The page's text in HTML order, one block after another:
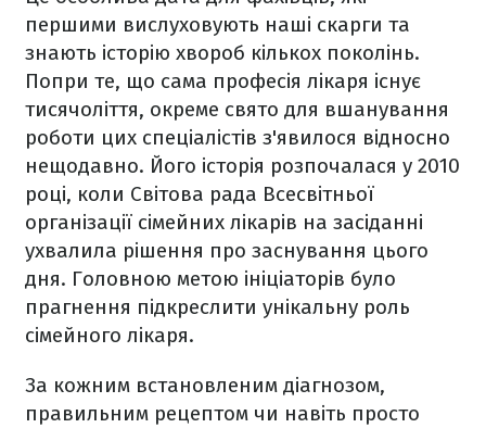
першими вислуховують наші скарги та
знають історію хвороб кількох поколінь.
Попри те, що сама професія лікаря існує
тисячоліття, окреме свято для вшанування
роботи цих спеціалістів з'явилося відносно
нещодавно. Його історія розпочалася у 2010
році, коли Світова рада Всесвітньої
організації сімейних лікарів на засіданні
ухвалила рішення про заснування цього
дня. Головною метою ініціаторів було
прагнення підкреслити унікальну роль
сімейного лікаря.
За кожним встановленим діагнозом,
правильним рецептом чи навіть просто